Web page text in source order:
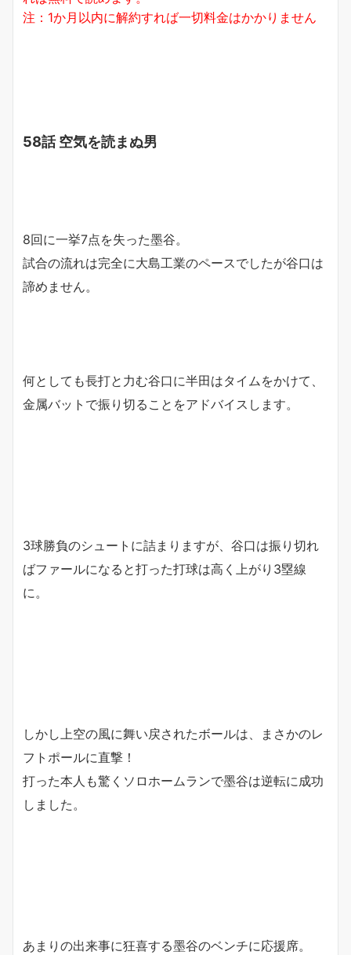
注：1か月以内に解約すれば一切料金はかかりません
58話 空気を読まぬ男
8回に一挙7点を失った墨谷。
試合の流れは完全に大島工業のペースでしたが谷口は
諦めません。
何としても長打と力む谷口に半田はタイムをかけて、
金属バットで振り切ることをアドバイスします。
3球勝負のシュートに詰まりますが、谷口は振り切れ
ばファールになると打った打球は高く上がり3塁線
に。
しかし上空の風に舞い戻されたボールは、まさかのレ
フトポールに直撃！
打った本人も驚くソロホームランで墨谷は逆転に成功
しました。
あまりの出来事に狂喜する墨谷のベンチに応援席。